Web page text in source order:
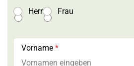
Herr
Frau
Vorname *